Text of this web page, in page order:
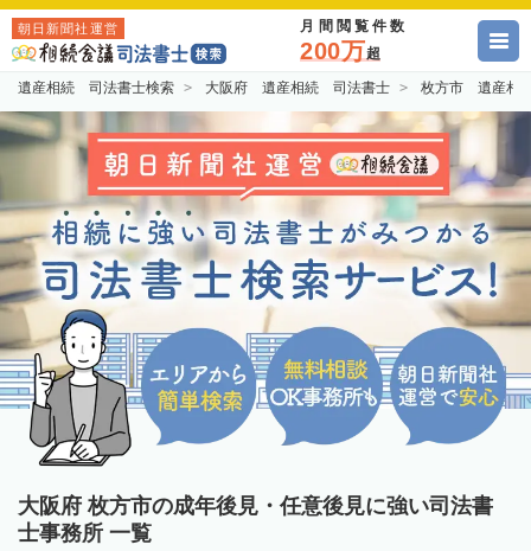
朝日新聞社運営 月間閲覧件数
200万超
遺産相続 司法書士検索 大阪府 遺産相続 司法書士 枚方市 遺産相
大阪府 枚方市の成年後見・任意後見に強い司法書
士事務所 一覧